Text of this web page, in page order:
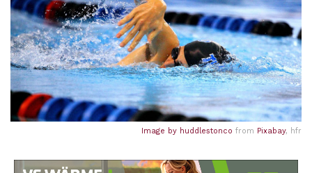
Image by huddlestonco from Pixabay, hfr